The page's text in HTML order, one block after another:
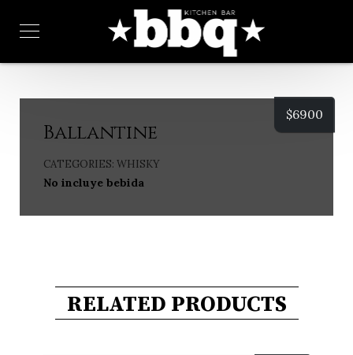
Ballantine
CATEGORIES: WHISKY
No incluye bebida
$6900
RELATED PRODUCTS